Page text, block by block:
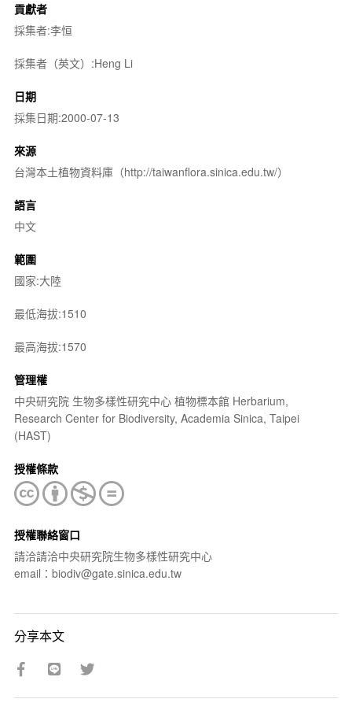
貢獻者
採集者:李恒
採集者（英文）:Heng Li
日期
採集日期:2000-07-13
來源
台灣本土植物資料庫（http://taiwanflora.sinica.edu.tw/）
語言
中文
範圍
國家:大陸
最低海拔:1510
最高海拔:1570
管理權
中央研究院 生物多樣性研究中心 植物標本館 Herbarium,
Research Center for Biodiversity, Academia Sinica, Taipei
(HAST)
授權條款
授權聯絡窗口
請洽請洽中央研究院生物多樣性研究中心
email：biodiv@gate.sinica.edu.tw
分享本文